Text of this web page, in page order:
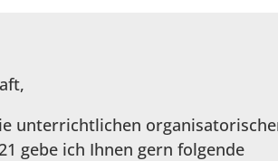
unterrichtlichen
gebe ich Ihnen gern folgende